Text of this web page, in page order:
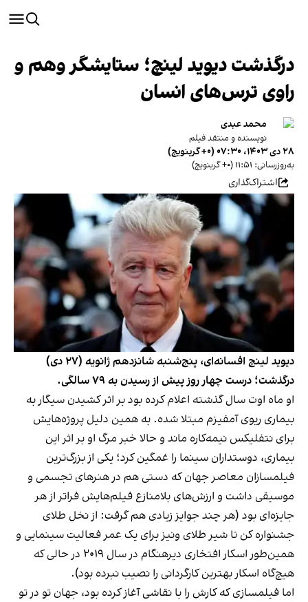
درگذشت دیوید لینچ؛ ستایشگر وهم و
راوی ترس‌های انسان
محمد عبدی
نویسنده و منتقد فیلم
۲۸ دی ۱۴۰۳، ۰۷:۳۰ (‎+۰ گرینویچ)
به‌روزرسانی: ۱۱:۵۱ (‎+۰ گرینویچ)
اشتراک‌گذاری
دیوید لینچ افسانه‌ای، پنج‌شنبه شانزدهم ژانویه (۲۷ دی)
درگذشت؛ درست چهار روز پیش از رسیدن به ۷۹ سالگی.
او ماه اوت سال گذشته اعلام کرده بود بر اثر کشیدن سیگار به
بیماری ریوی آمفیزم مبتلا شده. به همین دلیل پروژه‌هایش
برای نتفلیکس نیمه‌کاره ماند و حالا خبر مرگ او بر اثر این
بیماری، دوستداران سینما را غمگین کرد؛ یکی از بزرگ‌ترین
فیلمسازان معاصر جهان که دستی هم در هنرهای تجسمی و
موسیقی داشت و ارزش‌های بلامنازع فیلم‌هایش فراتر از هر
جایزه‌ای بود (هر چند جوایز زیادی هم گرفت: از نخل طلای
جشنواره کن تا شیر طلای ونیز برای یک عمر فعالیت سینمایی و
همین‌طور اسکار افتخاری دیرهنگام در سال ۲۰۱۹ در حالی که
هیچ‌گاه اسکار بهترین کارگردانی را نصیب نبرده بود).
اما فیلمسازی که کارش را با نقاشی آغاز کرده بود، جهان تو در تو